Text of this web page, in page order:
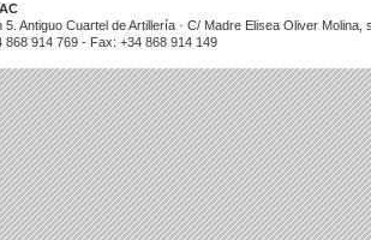
5. Antiguo Cuartel de Artillería · C/ Madre Elisea Oliver
868 914 769 - Fax: +34 868 914 149